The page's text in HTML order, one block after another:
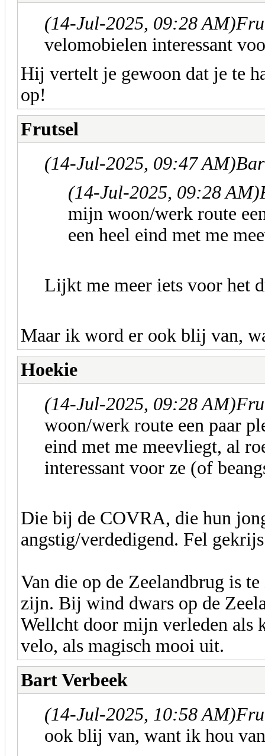
(14-Jul-2025, 09:28 AM)
velomobielen interessant
Hij vertelt je gewoon dat je te
op!
Frutsel
(14-Jul-2025, 09:47 AM)
(14-Jul-2025, 09:28 AM)
mijn woon/werk route
een heel eind met me
Lijkt me meer iets voor het
Maar ik word er ook blij van,
Hoekie
(14-Jul-2025, 09:28 AM)
woon/werk route een paar
eind met me meevliegt, al
interessant voor ze (of
Die bij de COVRA, die hun
angstig/verdedigend. Fel
Van die op de Zeelandbrug is
zijn. Bij wind dwars op de
Wellcht door mijn verleden als
velo, als magisch mooi uit.
Bart Verbeek
(14-Jul-2025, 10:58 AM)
ook blij van, want ik hou